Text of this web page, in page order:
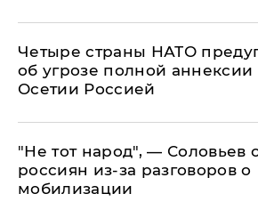
Четыре страны НАТО
об угрозе полной
Осетии Россией
​"Не тот народ", — Соловьев
россиян из-за разговоров о
мобилизации